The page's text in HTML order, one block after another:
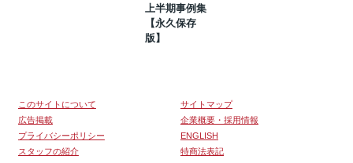
上半期事例集
【永久保存
版】
このサイトについて
サイトマップ
広告掲載
企業概要・採用情報
プライバシーポリシー
ENGLISH
スタッフの紹介
特商法表記